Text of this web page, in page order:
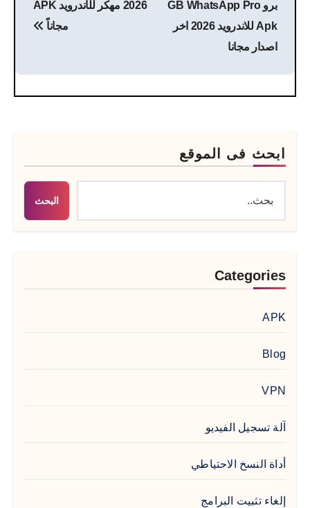
برو GB WhatsApp Pro
Apk للاندرويد 2026 اخر
اصدار مجانا
2026 مهكر للأندرويد APK
مجاناً
ابحث فى الموقع
البحث
Categories
APK
Blog
VPN
آلة تسجيل الفيديو
أداة النسخ الاحتياطي
إلغاء تثبيت البرامج